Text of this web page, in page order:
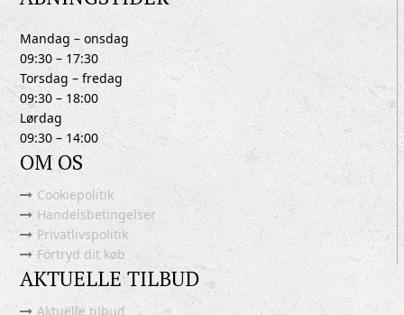
Mandag – onsdag
09:30 – 17:30
Torsdag – fredag
09:30 – 18:00
Lørdag
09:30 – 14:00
OM OS
Cookiepolitik
Handelsbetingelser
Privatlivspolitik
Fortryd dit køb
AKTUELLE TILBUD
Aktuelle tilbud